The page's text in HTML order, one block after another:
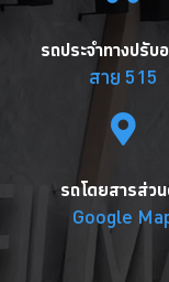
รถประจำทางปรับ
สาย 515
รถโดยสารส่ว
Google